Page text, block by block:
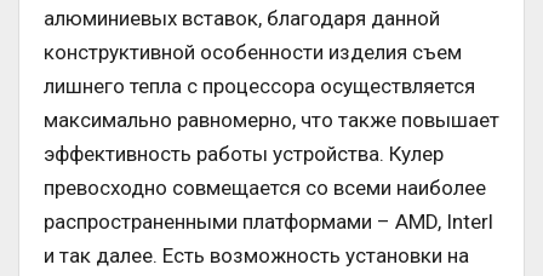
алюминиевых вставок, благодаря данной
конструктивной особенности изделия съем
лишнего тепла с процессора осуществляется
максимально равномерно, что также повышает
эффективность работы устройства. Кулер
превосходно совмещается со всеми наиболее
распространенными платформами – AMD, Interl
и так далее. Есть возможность установки на